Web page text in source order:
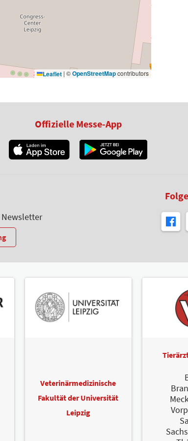
Leaflet | ©OpenStreetMapcontributors
Offizielle Messe-App
Veterinärmedizinische
Fakultät der Universität
Leipzig